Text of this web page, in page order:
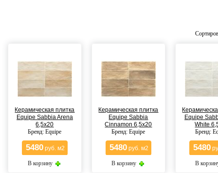
Керамическая плитка
Equipe Sabbia Arena
6,5x20
Бренд: Equipe
5480 руб. м2
В корзину
Керамическая плитка
Equipe Sabbia
Cinnamon 6,5x20
Бренд: Equipe
5480 руб. м2
В корзину
Equipe
White
Бренд:
5480
В